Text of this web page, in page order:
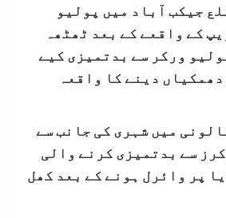
جیکب آباد میں پولیو
کے واقعے کے بعد ٹھٹھہ
ورکر سے بدتمیزی کیے
دینے کا واقعہ
میں شہری کی جانب سے
سے بدتمیزی کرنے والی
پر وائرل ہونے کے بعد کھل